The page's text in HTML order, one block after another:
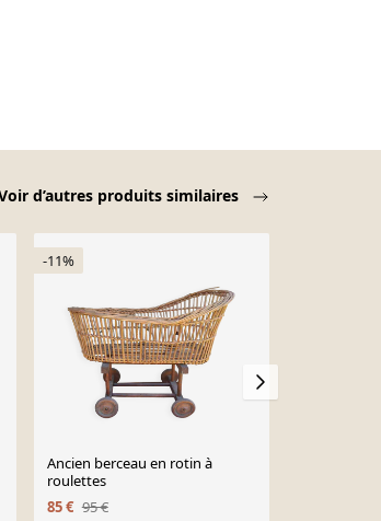
d’autres produits similaires
-11%
Ancien berceau en rotin à
roulettes
85 € 95 €